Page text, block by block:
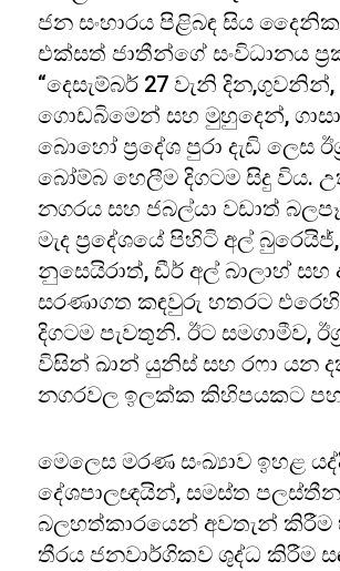
ජන සංහාරය පිළිබඳ සිය දෛනික
එක්සත් ජාතීන්ගේ සංවිධානය
“දෙසැම්බර් 27 වැනි දින,ගුවනින්,
ගොඩබිමෙන් සහ මුහුදෙන්,
බොහෝ ප්‍රදේශ පුරා දැඩි ලෙස
බෝම්බ හෙලීම දිගටම සිදු විය.
නගරය සහ ජබල්යා වඩාත්
මැද ප්‍රදේශයේ පිහිටි අල්
නුසෙයිරාත්, ඩීර් අල් බාලාහ් සහ
සරණාගත කඳවුරු හතරට එරෙහි
දිගටම පැවතුනි. ඊට සමගාමීව,
විසින් ඛාන් යුනිස් සහ රෆා යන
නගරවල ඉලක්ක කිහිපයකට
මෙලෙස මරණ සංඛ්‍යාව ඉහළ
දේශපාලඥයින්, සමස්ත
බලහත්කාරයෙන් අවතැන් කිරීම
තීරය ජනවාර්ගිකව ශුද්ධ කිරීම